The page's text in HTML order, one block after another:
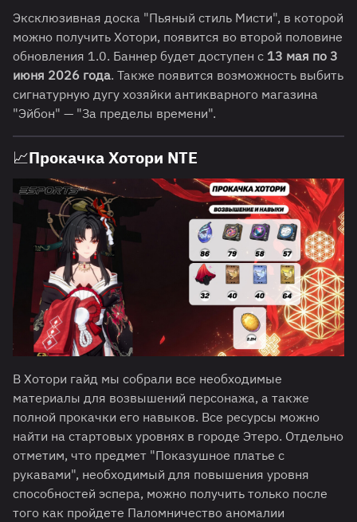
Эксклюзивная доска "Пьяный стиль Мисти", в которой
можно получить Хотори, появится во второй половине
обновления 1.0. Баннер будет доступен с 13 мая по 3
июня 2026 года. Также появится возможность выбить
сигнатурную дугу хозяйки антикварного магазина
"Эйбон" — "За пределы времени".
📈Прокачка Хотори NTE
В Хотори гайд мы собрали все необходимые
материалы для возвышений персонажа, а также
полной прокачки его навыков. Все ресурсы можно
найти на стартовых уровнях в городе Этеро. Отдельно
отметим, что предмет "Показушное платье с
рукавами", необходимый для повышения уровня
способностей эспера, можно получить только после
того как пройдете Паломничество аномалии